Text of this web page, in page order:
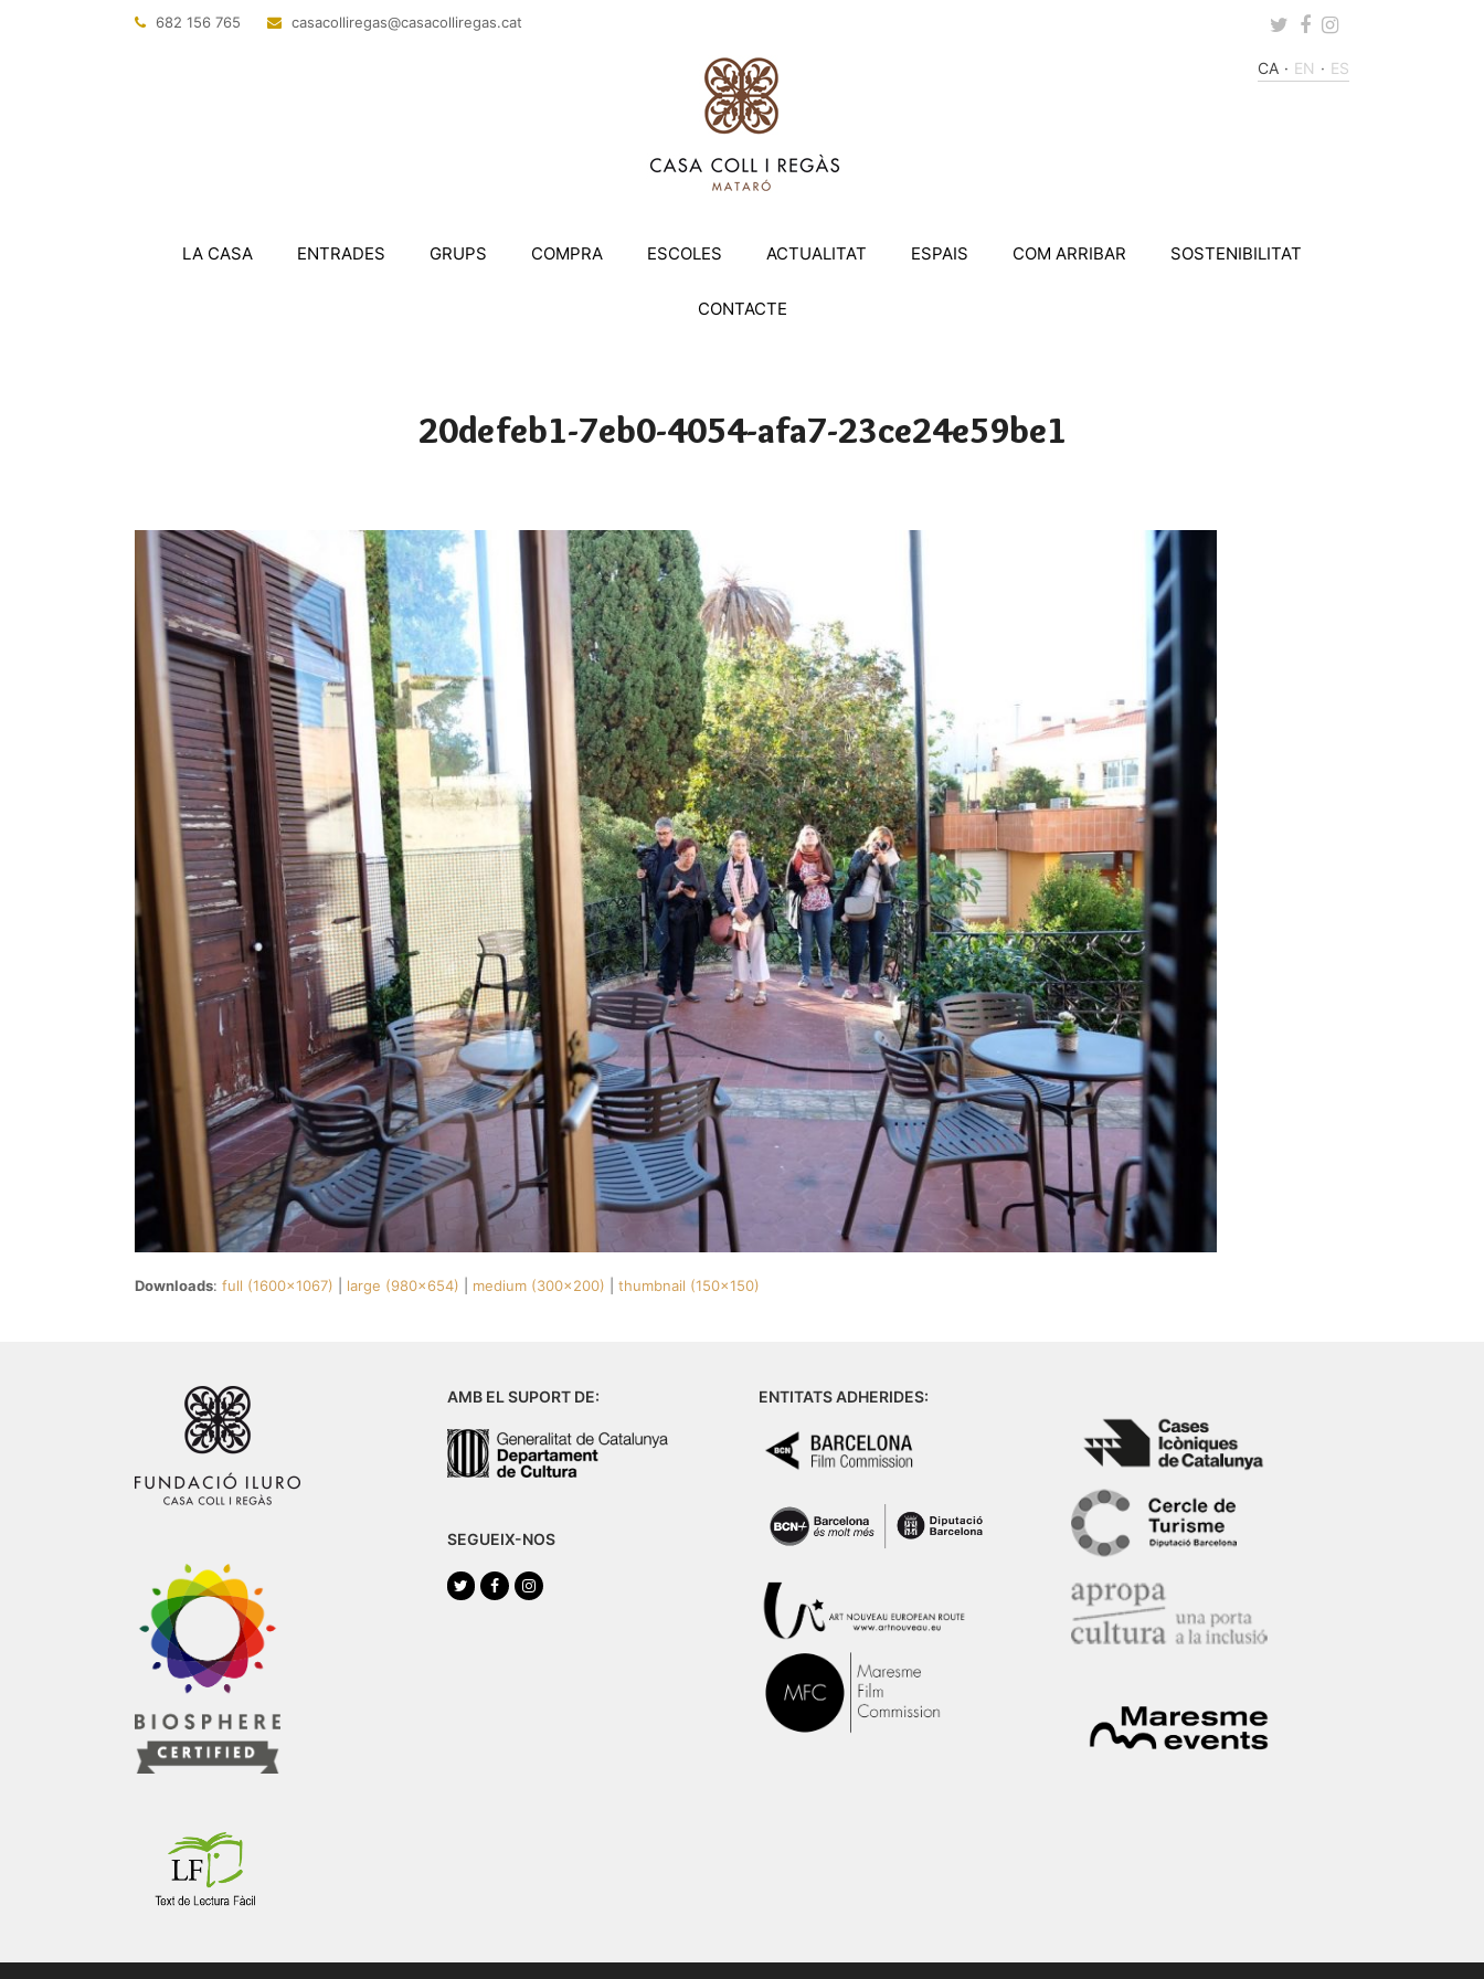
682 156 765 tac.sagerillocasac
@sagerillocasac Twitter
Facebook
Instagram
CA EN ES
LA CASA ENTRADES GRUPS COMPRA ESCOLES ACTUALITAT ESPAIS COM ARRIBAR SOSTENIBILITAT
CONTACTE
20defeb1-7eb0-4054-afa7-23ce24e59be1
Downloads: full (1600x1067) large (980x654) medium (300x200) thumbnail (150x150)
AMB EL SUPORT DE:
SEGUEIX-NOS
TwitterFacebookInstagram
ENTITATS ADHERIDES: